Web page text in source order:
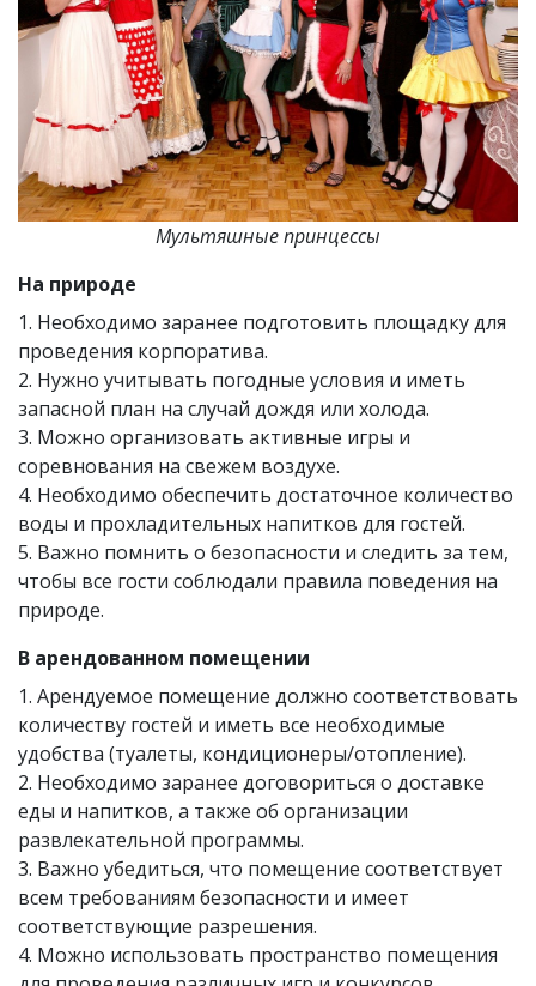
Мультяшные принцессы
На природе
1. Необходимо заранее подготовить площадку для
проведения корпоратива.
2. Нужно учитывать погодные условия и иметь
запасной план на случай дождя или холода.
3. Можно организовать активные игры и
соревнования на свежем воздухе.
4. Необходимо обеспечить достаточное количество
воды и прохладительных напитков для гостей.
5. Важно помнить о безопасности и следить за тем,
чтобы все гости соблюдали правила поведения на
природе.
В арендованном помещении
1. Арендуемое помещение должно соответствовать
количеству гостей и иметь все необходимые
удобства (туалеты, кондиционеры/отопление).
2. Необходимо заранее договориться о доставке
еды и напитков, а также об организации
развлекательной программы.
3. Важно убедиться, что помещение соответствует
всем требованиям безопасности и имеет
соответствующие разрешения.
4. Можно использовать пространство помещения